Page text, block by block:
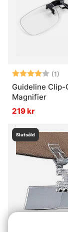
Betyg: (1)
Guideline Clip-
Magnifier
219 kr
Slutsåld